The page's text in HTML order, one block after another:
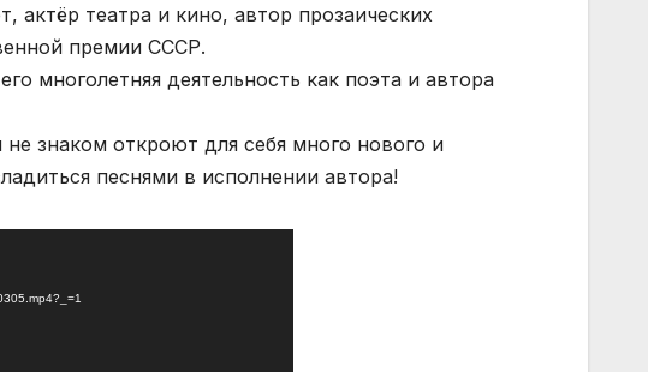
театра и кино, автор прозаических
премии СССР.
многолетняя деятельность как поэта и автора
знаком откроют для себя много нового и
песнями в исполнении автора!